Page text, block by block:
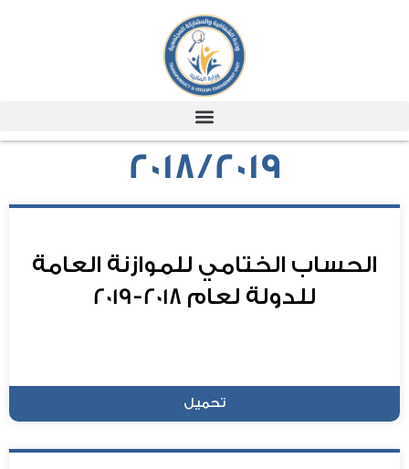
2018/2019
الحساب الختامي للموازنة العامة
للدولة لعام 2018-2019
تحميل